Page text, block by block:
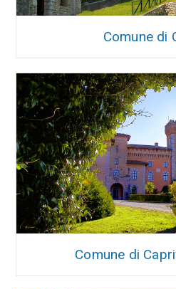
Comune di
Comune di